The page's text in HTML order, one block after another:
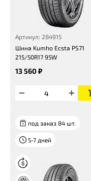
Артикул: 284915
Шина Kumho Ecsta PS71
215/50R17 95W
13 560 ₽
под заказ 84 шт.
5-7 дней